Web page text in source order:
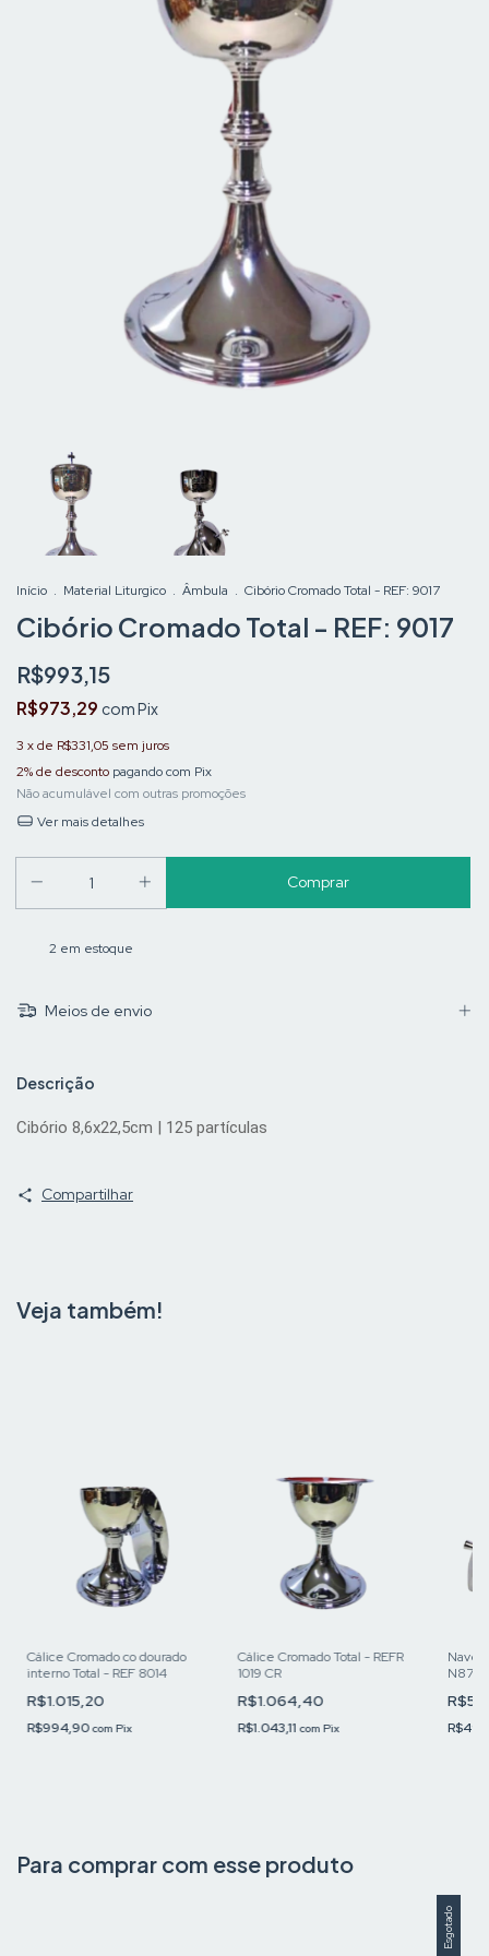
Início . Material Liturgico . Âmbula . Cibório Cromado Total - REF: 9017
Cibório Cromado Total - REF: 9017
R$993,15
R$973,29 comPix
3 x de R$331,05 sem juros
2% de desconto pagando com Pix
Não acumulável com outras promoções
Ver mais detalhes
2 em estoque
Meios de envio
Descrição
Cibório 8,6x22,5cm | 125 partículas
Compartilhar
Veja também!
Cálice Cromado co dourado
interno Total - REF 8014
R$1.015,20
R$994,90com Pix
Cálice Cromado Total - REFR
1019 CR
R$1.064,40
R$1.043,11com Pix
N870
Para comprar com esse produto
Esgotado